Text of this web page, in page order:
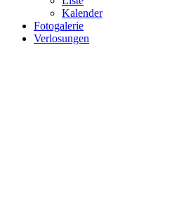
Kalender
Fotogalerie
Verlosungen